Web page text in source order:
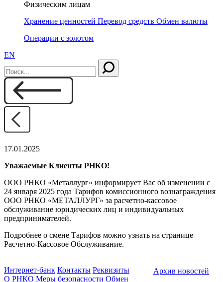
Физическим лицам
Хранение ценностей Перевод средств Обмен валюты
Операции с золотом
EN
17.01.2025
Уважаемые Клиенты РНКО!
ООО РНКО «Металлург» информирует Вас об изменении с
24 января 2025 года Тарифов комиссионного вознаграждения
ООО РНКО «МЕТАЛЛУРГ» за расчетно-кассовое
обслуживание юридических лиц и индивидуальных
предпринимателей.
Подробнее о смене Тарифов можно узнать на странице
Расчетно-Кассовое Обслуживание.
Архив новостей
Интернет-банк Контакты Реквизиты
О РНКО Меры безопасности Обмен